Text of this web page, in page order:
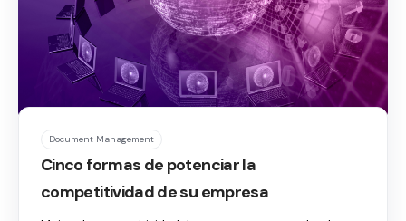
Document Management
Cinco formas de potenciar la
competitividad de su empresa